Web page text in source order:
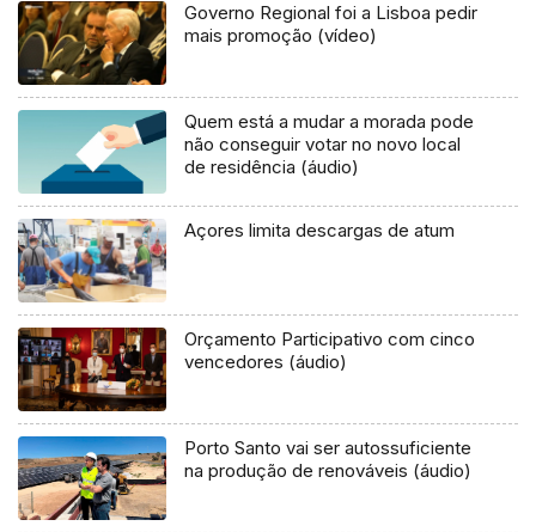
Governo Regional foi a Lisboa pedir
mais promoção (vídeo)
Quem está a mudar a morada pode
não conseguir votar no novo local
de residência (áudio)
Açores limita descargas de atum
Orçamento Participativo com cinco
vencedores (áudio)
Porto Santo vai ser autossuficiente
na produção de renováveis (áudio)